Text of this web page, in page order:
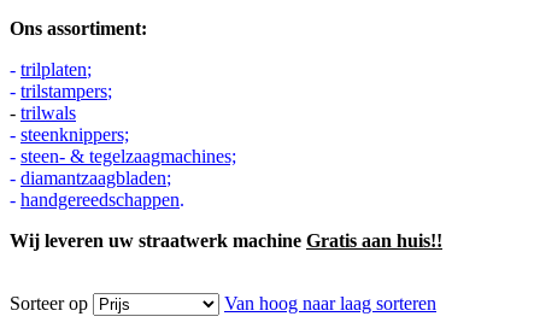
Ons assortiment:
- trilplaten;
- trilstampers;
- trilwals
- steenknippers;
- steen- & tegelzaagmachines;
- diamantzaagbladen;
- handgereedschappen.
Wij leveren uw straatwerk machine Gratis aan huis!!
Sorteer op Van hoog naar laag sorteren